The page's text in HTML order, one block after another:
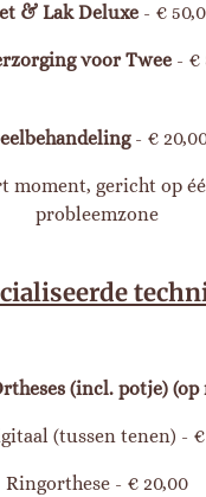
& Lak Deluxe- €
voor Twee - €
- €
moment, gericht op
probleemzone
(incl. potje) (op
(tussen tenen) - €
Ringorthese - € 20,00